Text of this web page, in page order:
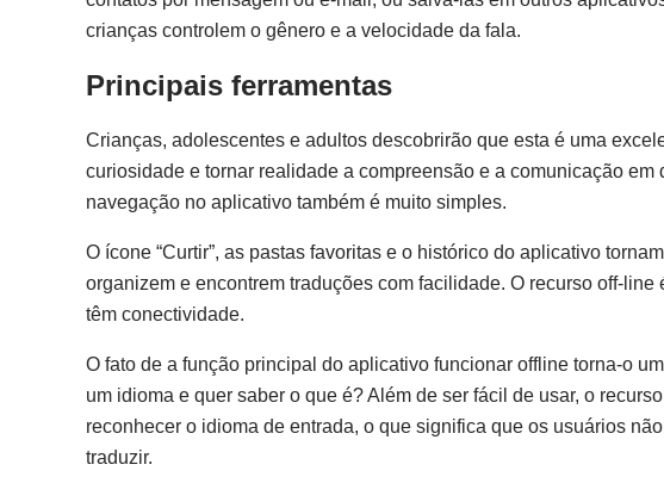
crianças controlem o gênero e a velocidade da fala.
Principais ferramentas
Crianças, adolescentes e adultos descobrirão que esta é uma
curiosidade e tornar realidade a compreensão e a comunicação
navegação no aplicativo também é muito simples.
O ícone “Curtir”, as pastas favoritas e o histórico do aplicativo
organizem e encontrem traduções com facilidade. O recurso off-
têm conectividade.
O fato de a função principal do aplicativo funcionar offline torna-o
um idioma e quer saber o que é? Além de ser fácil de usar, o
reconhecer o idioma de entrada, o que significa que os usuários
traduzir.